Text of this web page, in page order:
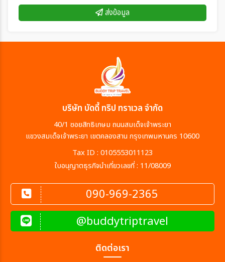
ส่งข้อมูล
บริษัท บัดดี้ ทริป ทราเวล จำกัด
40/1 ซอยสิทธิเกษม ถนนสมเด็จเจ้าพระยา
แขวงสมเด็จเจ้าพระยา เขตคลองสาน กรุงเทพมหานคร 10600
Tax ID : 0105553011123
ใบอนุญาตธุรกิจนำเที่ยวเลขที่ : 11/08009
090-969-2365
@buddytriptravel
ติดต่อเรา